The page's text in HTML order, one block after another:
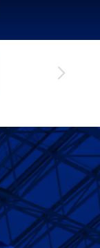
グ 第3節
トラーズ